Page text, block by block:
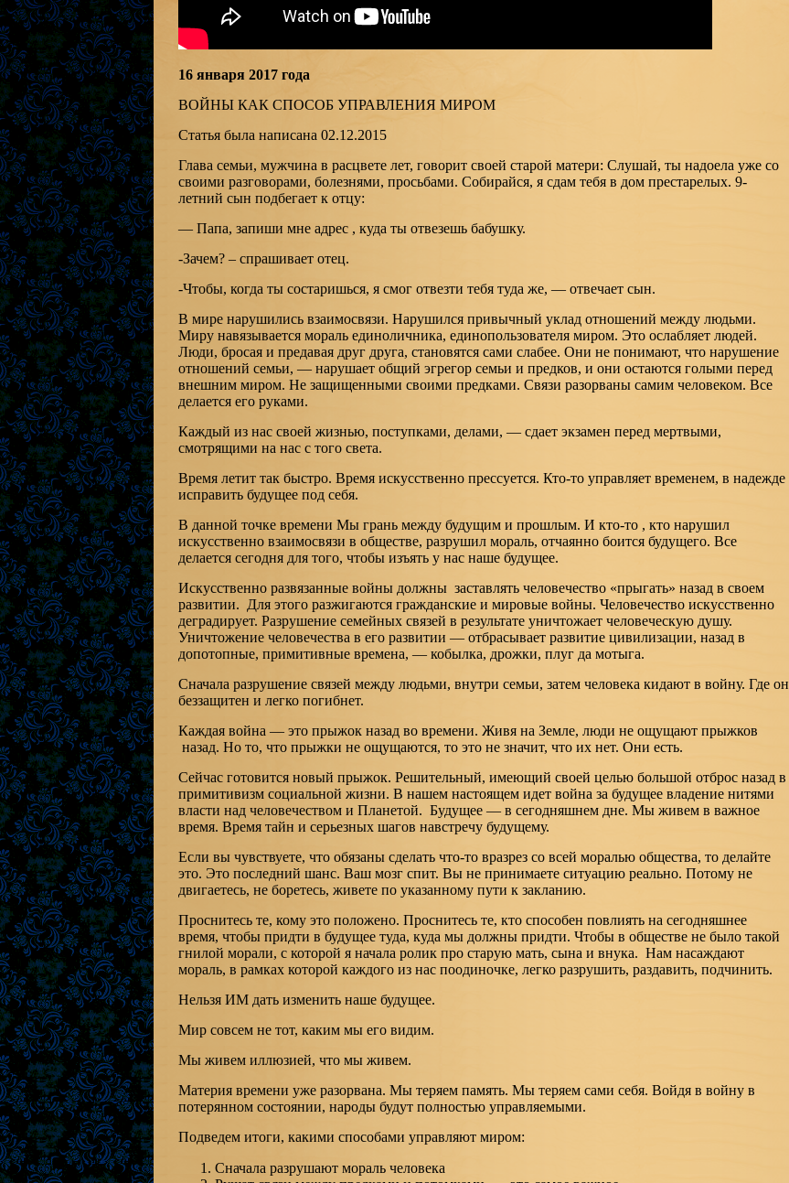
16 января 2017 года
ВОЙНЫ КАК СПОСОБ УПРАВЛЕНИЯ МИРОМ
Статья была написана 02.12.2015
Глава семьи, мужчина в расцвете лет, говорит своей старой матери: Слушай, ты надоела уже со
своими разговорами, болезнями, просьбами. Собирайся, я сдам тебя в дом престарелых. 9-
летний сын подбегает к отцу:
— Папа, запиши мне адрес , куда ты отвезешь бабушку.
-Зачем? – спрашивает отец.
-Чтобы, когда ты состаришься, я смог отвезти тебя туда же, — отвечает сын.
В мире нарушились взаимосвязи. Нарушился привычный уклад отношений между людьми.
Миру навязывается мораль единоличника, единопользователя миром. Это ослабляет людей.
Люди, бросая и предавая друг друга, становятся сами слабее. Они не понимают, что нарушение
отношений семьи, — нарушает общий эгрегор семьи и предков, и они остаются голыми перед
внешним миром. Не защищенными своими предками. Связи разорваны самим человеком. Все
делается его руками.
Каждый из нас своей жизнью, поступками, делами, — сдает экзамен перед мертвыми,
смотрящими на нас с того света.
Время летит так быстро. Время искусственно прессуется. Кто-то управляет временем, в надежде
исправить будущее под себя.
В данной точке времени Мы грань между будущим и прошлым. И кто-то , кто нарушил
искусственно взаимосвязи в обществе, разрушил мораль, отчаянно боится будущего. Все
делается сегодня для того, чтобы изъять у нас наше будущее.
Искусственно развязанные войны должны заставлять человечество «прыгать» назад в своем
развитии. Для этого разжигаются гражданские и мировые войны. Человечество искусственно
деградирует. Разрушение семейных связей в результате уничтожает человеческую душу.
Уничтожение человечества в его развитии — отбрасывает развитие цивилизации, назад в
допотопные, примитивные времена, — кобылка, дрожки, плуг да мотыга.
Сначала разрушение связей между людьми, внутри семьи, затем человека кидают в войну. Где он
беззащитен и легко погибнет.
Каждая война — это прыжок назад во времени. Живя на Земле, люди не ощущают прыжков
назад. Но то, что прыжки не ощущаются, то это не значит, что их нет. Они есть.
Сейчас готовится новый прыжок. Решительный, имеющий своей целью большой отброс назад в
примитивизм социальной жизни. В нашем настоящем идет война за будущее владение нитями
власти над человечеством и Планетой. Будущее — в сегодняшнем дне. Мы живем в важное
время. Время тайн и серьезных шагов навстречу будущему.
Если вы чувствуете, что обязаны сделать что-то вразрез со всей моралью общества, то делайте
это. Это последний шанс. Ваш мозг спит. Вы не принимаете ситуацию реально. Потому не
двигаетесь, не боретесь, живете по указанному пути к закланию.
Проснитесь те, кому это положено. Проснитесь те, кто способен повлиять на сегодняшнее
время, чтобы придти в будущее туда, куда мы должны придти. Чтобы в обществе не было такой
гнилой морали, с которой я начала ролик про старую мать, сына и внука. Нам насаждают
мораль, в рамках которой каждого из нас поодиночке, легко разрушить, раздавить, подчинить.
Нельзя ИМ дать изменить наше будущее.
Мир совсем не тот, каким мы его видим.
Мы живем иллюзией, что мы живем.
Материя времени уже разорвана. Мы теряем память. Мы теряем сами себя. Войдя в войну в
потерянном состоянии, народы будут полностью управляемыми.
Подведем итоги, какими способами управляют миром:
Сначала разрушают мораль человека